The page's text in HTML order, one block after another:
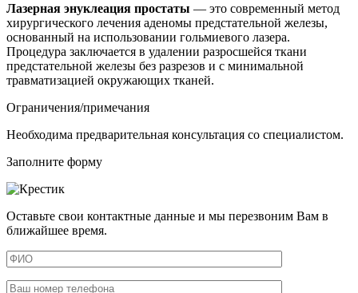
Лазерная энуклеация простаты — это современный метод
хирургического лечения аденомы предстательной железы,
основанный на использовании гольмиевого лазера.
Процедура заключается в удалении разросшейся ткани
предстательной железы без разрезов и с минимальной
травматизацией окружающих тканей.
Ограничения/примечания
Необходима предварительная консультация со специалистом.
Заполните форму
Оставьте свои контактные данные и мы перезвоним Вам в
ближайшее время.